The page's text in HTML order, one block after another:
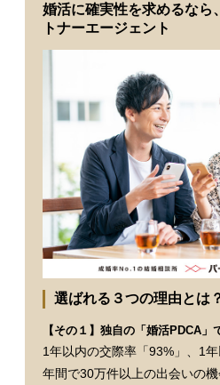
婚活に確実性を求めるなら、
トナーエージェント
選ばれる３つの理由とは
【その１】独自の「婚活PDCA」
1年以内の交際率「93%」、1年
年間で30万件以上の出会いの機